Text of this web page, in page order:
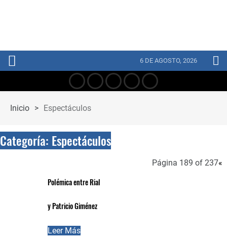
6 DE AGOSTO, 2026
Inicio > Espectáculos
Categoría: Espectáculos
Polémica entre Rial
y Patricio Giménez
Leer Más
Página 189 of 237«